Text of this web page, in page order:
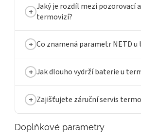
Jaký je rozdíl mezi pozorovací
termovizí?
Co znamená parametr NETD u
Jak dlouho vydrží baterie u
Zajišťujete záruční servis
Doplňkové parametry